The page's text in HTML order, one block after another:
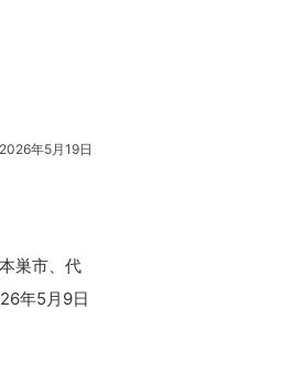
2026年5月19日
巣市、代
年5月9日